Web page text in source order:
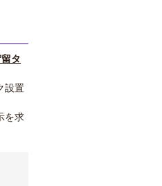
タ
設置
を求